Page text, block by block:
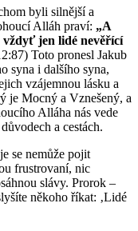
byli silnější a
Alláh praví: „A
vždyť jen lidé nevěřící
Toto pronesl Jakub
syna i dalšího syna,
vzájemnou lásku a
je Mocný a Vznešený, a
Alláha nás vede
a cestách.
se nemůže pojit
frustrovaní, nic
slávy. Prorok –
někoho říkat: ‚Lidé